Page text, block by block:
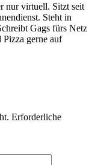
nur virtuell. Sitzt seit
Steht in
Gags fürs Netz
Pizza gerne auf
Erforderliche